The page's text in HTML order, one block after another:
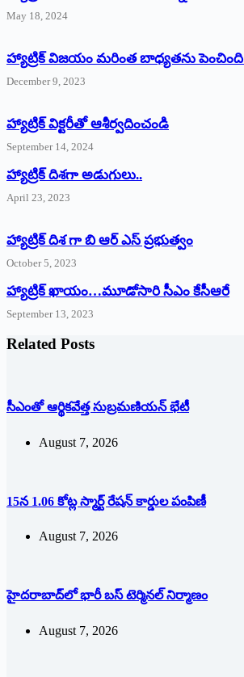
May 18, 2024
హ్యాట్రిక్ విజయం మరింత బాధ్యతను పెంచింది
December 9, 2023
హ్యాట్రిక్‌ ‌విక్టరీతో ఆశీర్వదించండి
September 14, 2024
‌హ్యాట్రిక్‌ ‌దిశగా అడుగులు..
April 23, 2023
హ్యాట్రిక్ దిశ గా బి ఆర్ ఎస్ ప్రభుత్వం
October 5, 2023
హ్యాట్రిక్‌ ‌ఖాయం…మూడోసారి సీఎం కేసీఆరే
September 13, 2023
Related Posts
సీఎంతో ఆర్థికవేత్త సుబ్రమణియన్ భేటీ
August 7, 2026
15న 1.06 కోట్ల స్మార్ట్ రేషన్ కార్డుల పంపిణీ
August 7, 2026
హైదరాబాద్‌లో భారీ బస్‌ ‌టెర్మినల్‌ ‌నిర్మాణం
August 7, 2026